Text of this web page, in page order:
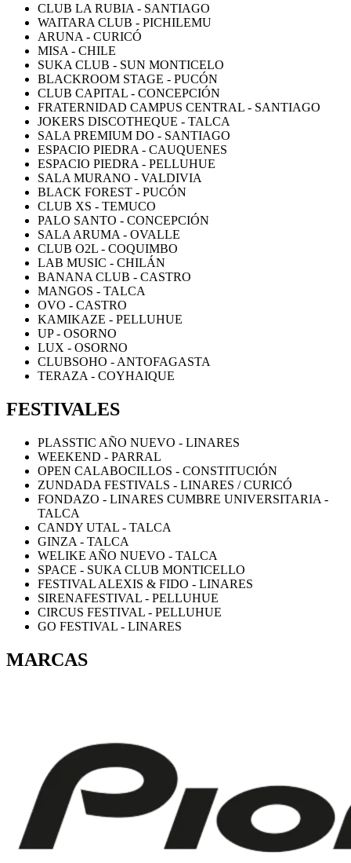
CLUB LA RUBIA - SANTIAGO
WAITARA CLUB - PICHILEMU
ARUNA - CURICÓ
MISA - CHILE
SUKA CLUB - SUN MONTICELO
BLACKROOM STAGE - PUCÓN
CLUB CAPITAL - CONCEPCIÓN
FRATERNIDAD CAMPUS CENTRAL - SANTIAGO
JOKERS DISCOTHEQUE - TALCA
SALA PREMIUM DO - SANTIAGO
ESPACIO PIEDRA - CAUQUENES
ESPACIO PIEDRA - PELLUHUE
SALA MURANO - VALDIVIA
BLACK FOREST - PUCÓN
CLUB XS - TEMUCO
PALO SANTO - CONCEPCIÓN
SALA ARUMA - OVALLE
CLUB O2L - COQUIMBO
LAB MUSIC - CHILÁN
BANANA CLUB - CASTRO
MANGOS - TALCA
OVO - CASTRO
KAMIKAZE - PELLUHUE
UP - OSORNO
LUX - OSORNO
CLUBSOHO - ANTOFAGASTA
TERAZA - COYHAIQUE
FESTIVALES
PLASSTIC AÑO NUEVO - LINARES
WEEKEND - PARRAL
OPEN CALABOCILLOS - CONSTITUCIÓN
ZUNDADA FESTIVALS - LINARES / CURICÓ
FONDAZO - LINARES CUMBRE UNIVERSITARIA -
TALCA
CANDY UTAL - TALCA
GINZA - TALCA
WELIKE AÑO NUEVO - TALCA
SPACE - SUKA CLUB MONTICELLO
FESTIVAL ALEXIS & FIDO - LINARES
SIRENAFESTIVAL - PELLUHUE
CIRCUS FESTIVAL - PELLUHUE
GO FESTIVAL - LINARES
MARCAS